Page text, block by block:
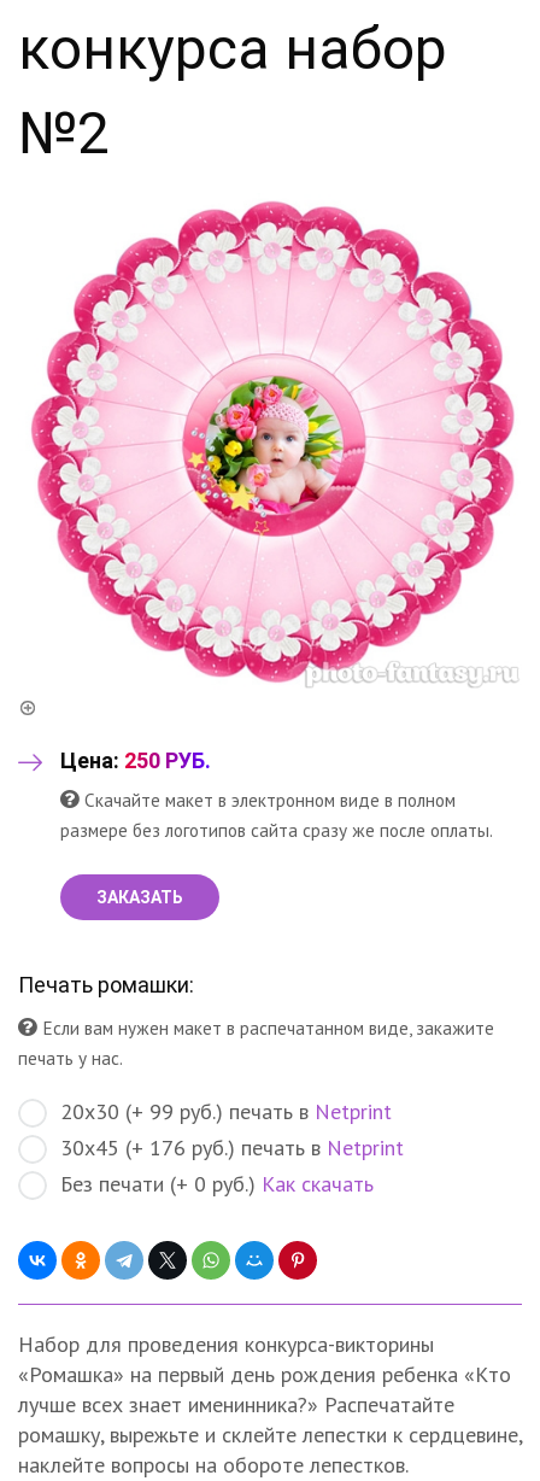
конкурса набор
№2
Цена: 250 РУБ.
Скачайте макет в электронном виде в полном
размере без логотипов сайта сразу же после оплаты.
ЗАКАЗАТЬ
Печать ромашки:
Если вам нужен макет в распечатанном виде, закажите
печать у нас.
20х30 (+ 99 руб.) печать в Netprint
30х45 (+ 176 руб.) печать в Netprint
Без печати (+ 0 руб.) Как скачать
Набор для проведения конкурса-викторины
«Ромашка» на первый день рождения ребенка «Кто
лучше всех знает именинника?» Распечатайте
ромашку, вырежьте и склейте лепестки к сердцевине,
наклейте вопросы на обороте лепестков.